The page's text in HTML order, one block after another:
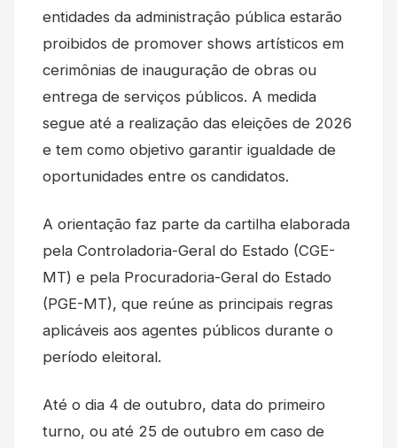
entidades da administração pública estarão
proibidos de promover shows artísticos em
cerimônias de inauguração de obras ou
entrega de serviços públicos. A medida
segue até a realização das eleições de 2026
e tem como objetivo garantir igualdade de
oportunidades entre os candidatos.
A orientação faz parte da cartilha elaborada
pela Controladoria-Geral do Estado (CGE-
MT) e pela Procuradoria-Geral do Estado
(PGE-MT), que reúne as principais regras
aplicáveis aos agentes públicos durante o
período eleitoral.
Até o dia 4 de outubro, data do primeiro
turno, ou até 25 de outubro em caso de